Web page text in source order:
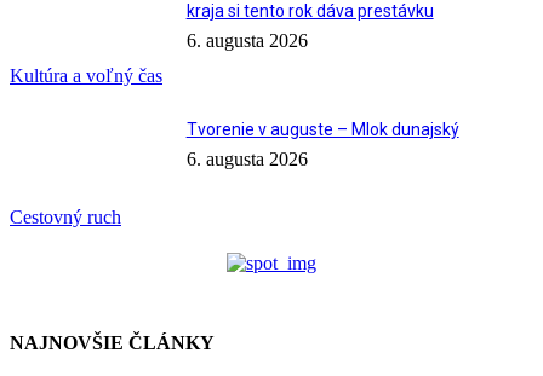
Kultúra a voľný čas
kraja si tento rok dáva prestávku
6. augusta 2026
Cestovný ruch
Tvorenie v auguste – Mlok dunajský
6. augusta 2026
NAJNOVŠIE ČLÁNKY